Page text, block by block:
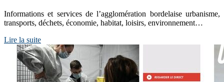
Informations et services de l’agglomération bordelaise urbanisme,
transports, déchets, économie, habitat, loisirs, environnement…
Lire la suite